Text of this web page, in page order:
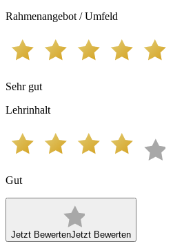
Rahmenangebot / Umfeld
Sehr gut
Lehrinhalt
Gut
Jetzt BewertenJetzt Bewerten